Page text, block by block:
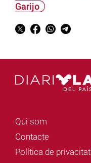
Garijo
Qui som
Contacte
Política de privacitat